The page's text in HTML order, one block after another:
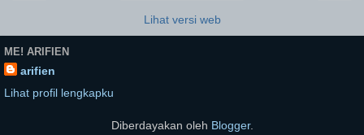
Lihat versi web
ME! ARIFIEN
arifien
Lihat profil lengkapku
Diberdayakan oleh Blogger.